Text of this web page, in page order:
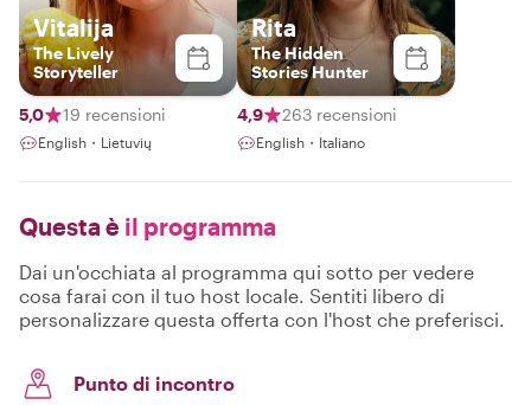
Vitalija
The Lively
Storyteller
5,0 19 recensioni
English・Lietuvių
Rita
The Hidden
Stories Hunter
4,9 263 recensioni
English・Italiano
Questa è il programma
Dai un'occhiata al programma qui sotto per vedere
cosa farai con il tuo host locale. Sentiti libero di
personalizzare questa offerta con l'host che preferisci.
Punto di incontro